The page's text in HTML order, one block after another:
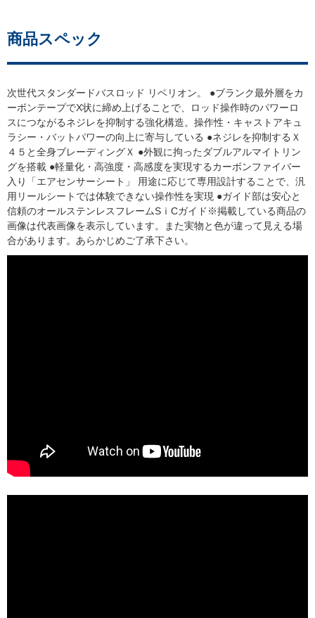
商品スペック
次世代スタンダードバスロッド リベリオン。 ●ブランク最外層をカ
ーボンテープでX状に締め上げることで、ロッド操作時のパワーロ
スにつながるネジレを抑制する強化構造。操作性・キャストアキュ
ラシー・バットパワーの向上に寄与している ●ネジレを抑制するＸ
４５と全身ブレーディングＸ ●外観に拘ったダブルアルマイトリン
グを搭載 ●軽量化・高強度・高感度を実現するカーボンファイバー
入り「エアセンサーシート」 用途に応じて専用設計することで、汎
用リールシートでは体験できない操作性を実現 ●ガイド部は安心と
信頼のオールステンレスフレームSｉCガイド※掲載している商品の
画像は代表画像を表示しています。また実物と色が違って見える場
合があります。あらかじめご了承下さい。